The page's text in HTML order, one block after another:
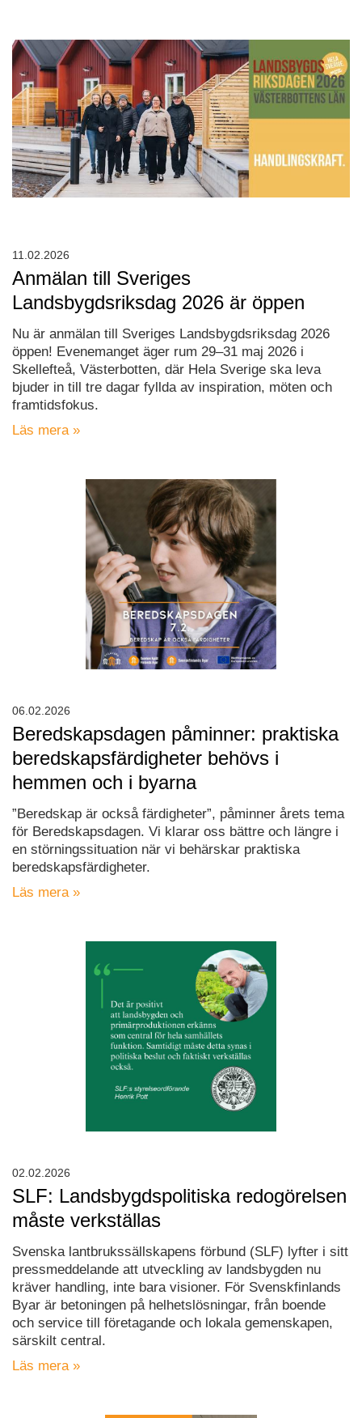
Anmälan till Sveriges
Landsbygdsriksdag 2026 är öppen
Nu är anmälan till Sveriges Landsbygdsriksdag 2026
öppen! Evenemanget äger rum 29–31 maj 2026 i
Skellefteå, Västerbotten, där Hela Sverige ska leva
bjuder in till tre dagar fyllda av inspiration, möten och
framtidsfokus.
Läs mera »
11.02.2026
Beredskapsdagen påminner: praktiska
beredskapsfärdigheter behövs i
hemmen och i byarna
”Beredskap är också färdigheter”, påminner årets tema
för Beredskapsdagen. Vi klarar oss bättre och längre i
en störningssituation när vi behärskar praktiska
beredskapsfärdigheter.
Läs mera »
06.02.2026
SLF: Landsbygdspolitiska redogörelsen
måste verkställas
Svenska lantbrukssällskapens förbund (SLF) lyfter i sitt
pressmeddelande att utveckling av landsbygden nu
kräver handling, inte bara visioner. För Svenskfinlands
Byar är betoningen på helhetslösningar, från boende
och service till företagande och lokala gemenskapen,
särskilt central.
Läs mera »
02.02.2026